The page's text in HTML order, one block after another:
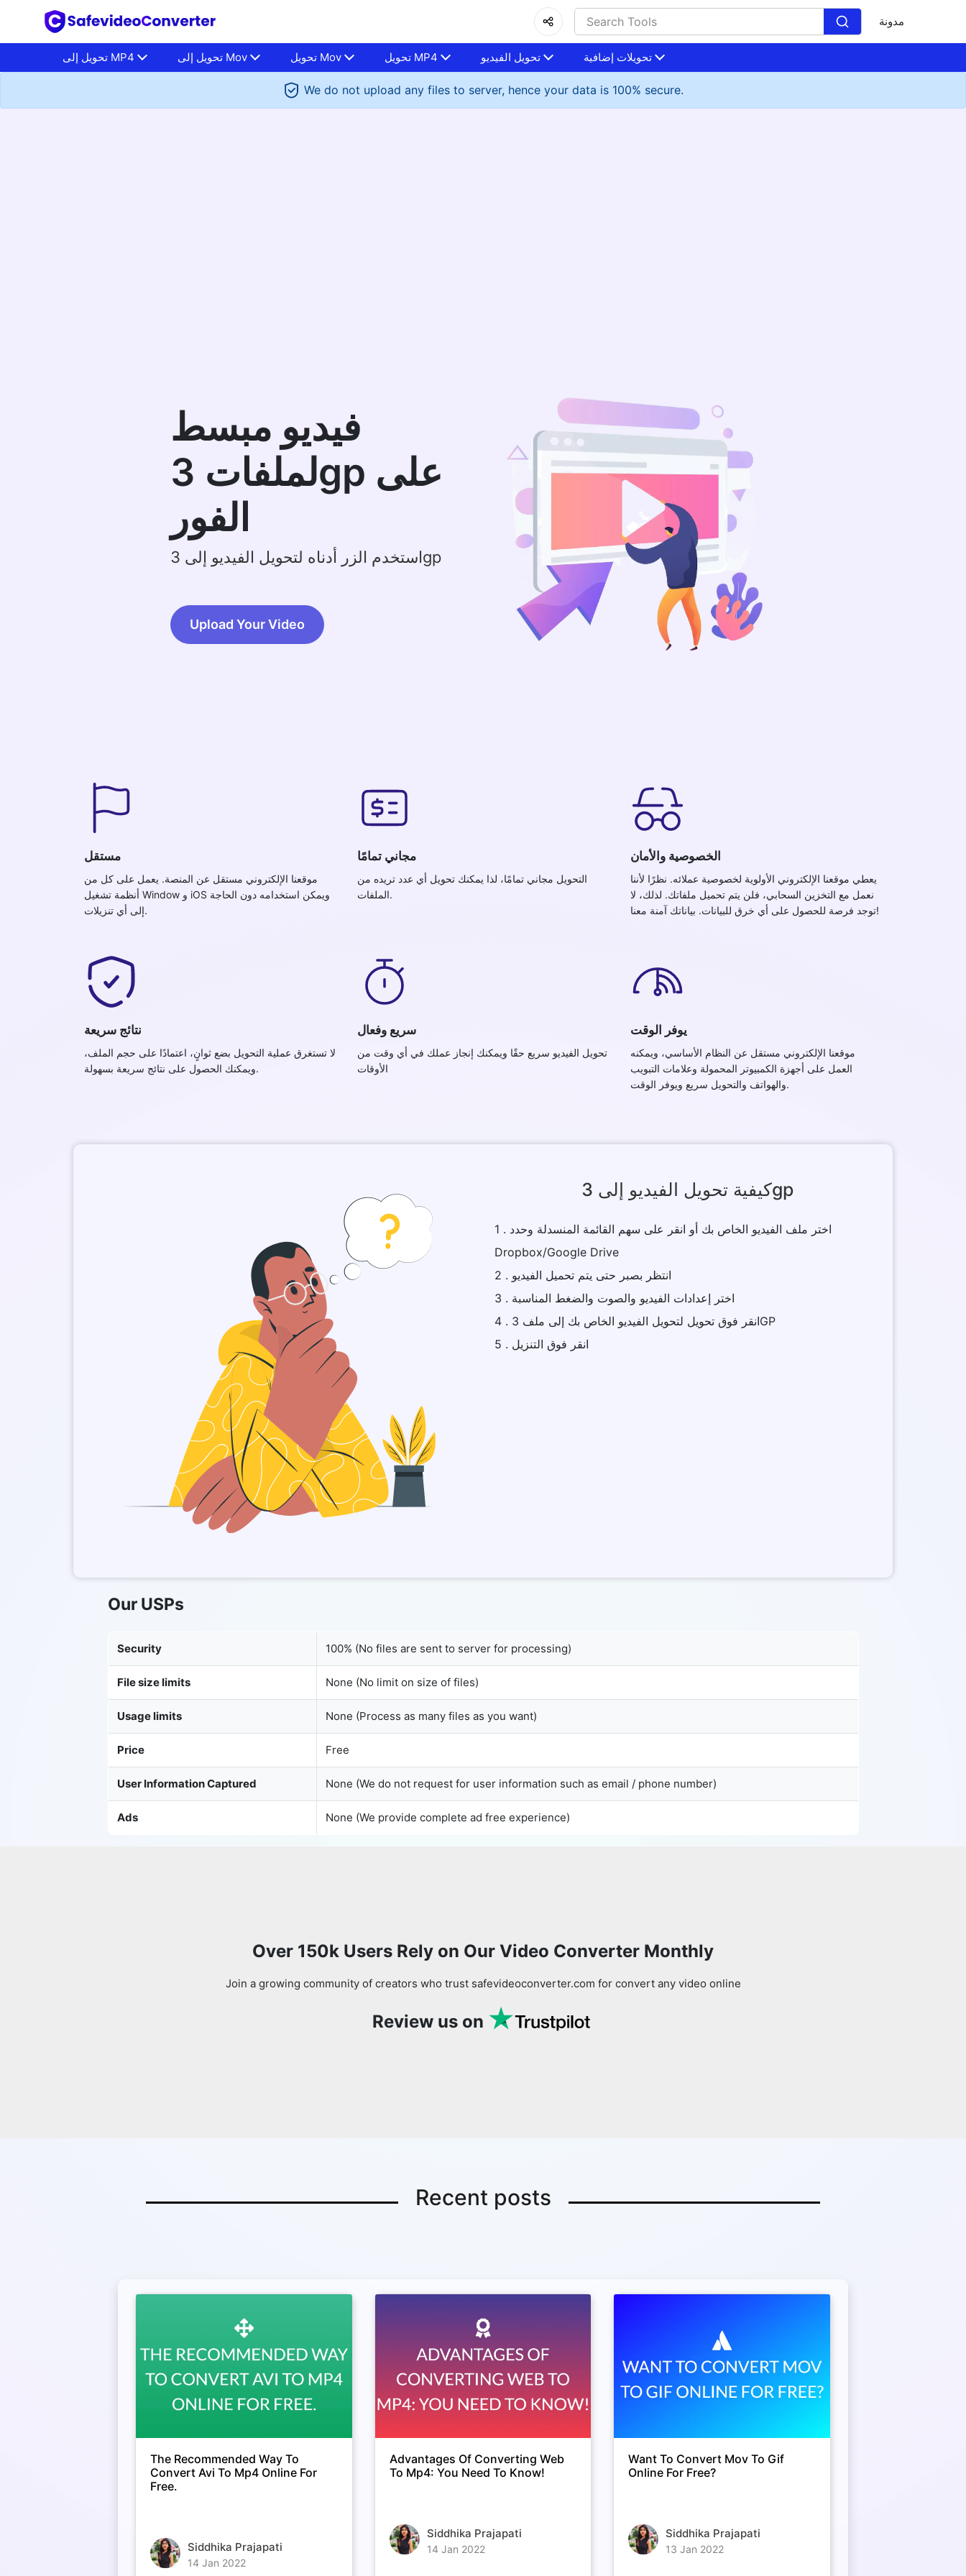
مدونة
تحويل إلى MP4 تحويل إلى Mov تحويل Mov تحويل MP4 تحويل الفيديو تحويلات إضافية
We do not upload any files to server, hence your data is 100% secure.
فيديو مبسط
لملفات 3gp على
الفور
استخدم الزر أدناه لتحويل الفيديو إلى 3gp
Upload Your Video
مستقل
موقعنا الإلكتروني مستقل عن المنصة. يعمل على كل من
أنظمة تشغيل Window و iOS ويمكن استخدامه دون الحاجة
إلى أي تنزيلات.
مجاني تمامًا
التحويل مجاني تمامًا، لذا يمكنك تحويل أي عدد تريده من
الملفات.
الخصوصية والأمان
يعطي موقعنا الإلكتروني الأولوية لخصوصية عملائه. نظرًا لأننا
نعمل مع التخزين السحابي، فلن يتم تحميل ملفاتك. لذلك، لا
توجد فرصة للحصول على أي خرق للبيانات. بياناتك آمنة معنا!
نتائج سريعة
لا تستغرق عملية التحويل بضع ثوانٍ، اعتمادًا على حجم الملف،
ويمكنك الحصول على نتائج سريعة بسهولة.
سريع وفعال
تحويل الفيديو سريع حقًا ويمكنك إنجاز عملك في أي وقت من
الأوقات
يوفر الوقت
موقعنا الإلكتروني مستقل عن النظام الأساسي، ويمكنه
العمل على أجهزة الكمبيوتر المحمولة وعلامات التبويب
والهواتف والتحويل سريع ويوفر الوقت.
كيفية تحويل الفيديو إلى 3gp
1 . اختر ملف الفيديو الخاص بك أو انقر على سهم القائمة المنسدلة وحدد
Dropbox/Google Drive
2 . انتظر بصبر حتى يتم تحميل الفيديو
3 . اختر إعدادات الفيديو والصوت والضغط المناسبة
4 . انقر فوق تحويل لتحويل الفيديو الخاص بك إلى ملف 3GP
5 . انقر فوق التنزيل
Our USPs
Security 100% (No files are sent to server for processing)
File size limits None (No limit on size of files)
Usage limits None (Process as many files as you want)
Price Free
User Information Captured None (We do not request for user information such as email / phone number)
Ads None (We provide complete ad free experience)
Over 150k Users Rely on Our Video Converter Monthly
Join a growing community of creators who trust safevideoconverter.com for convert any video online
Review us on
Recent posts
The Recommended Way To
Convert Avi To Mp4 Online For
Free.
Siddhika Prajapati
14 Jan 2022
Advantages Of Converting Web
To Mp4: You Need To Know!
Siddhika Prajapati
14 Jan 2022
Want To Convert Mov To Gif
Online For Free?
Siddhika Prajapati
13 Jan 2022